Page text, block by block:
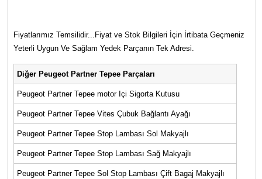
Fiyatlarımız Temsilidir...Fiyat ve Stok Bilgileri İçin İrtibata Geçmeniz
Yeterli Uygun Ve Sağlam Yedek Parçanın Tek Adresi.
Diğer Peugeot Partner Tepee Parçaları
Peugeot Partner Tepee motor Içi Sigorta Kutusu
Peugeot Partner Tepee Vites Çubuk Bağlantı Ayağı
Peugeot Partner Tepee Stop Lambası Sol Makyajlı
Peugeot Partner Tepee Stop Lambası Sağ Makyajlı
Peugeot Partner Tepee Sol Stop Lambası Çift Bagaj Makyajlı